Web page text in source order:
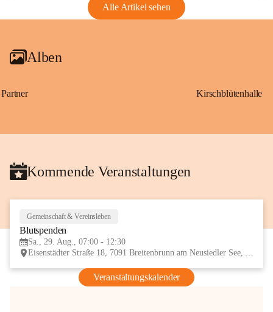
Alle Artikel sehen
Alben
Partner Kirschblütenhalle
Kommende Veranstaltungen
Gemeinschaft & Vereinsleben
Blutspenden
Sa., 29. Aug., 07:00 - 12:30
Eisenstädter Straße 18, 7091 Breitenbrunn am Neusiedler See, AUT
Veranstaltungskalender